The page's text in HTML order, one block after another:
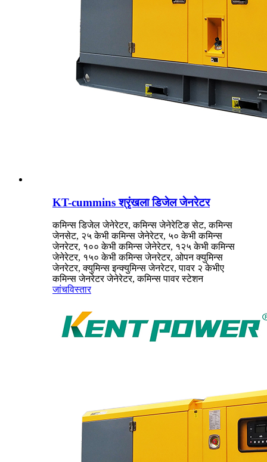
KT-cummins श्रृंखला डिजेल जेनरेटर
कमिन्स डिजेल जेनेरेटर, कमिन्स जेनेरेटिङ सेट, कमिन्स
जेनसेट, २५ केभी कमिन्स जेनेरेटर, ५० केभी कमिन्स
जेनरेटर, १०० केभी कमिन्स जेनेरेटर, १२५ केभी कमिन्स
जेनेरेटर, १५० केभी कमिन्स जेनरेटर, ओपन क्युमिन्स
जेनरेटर, क्युमिन्स इन्क्युमिन्स जेनरेटर, पावर २ केभीए
कमिन्स जेनरेटर जेनेरेटर, कमिन्स पावर स्टेशन
जांचविस्तार